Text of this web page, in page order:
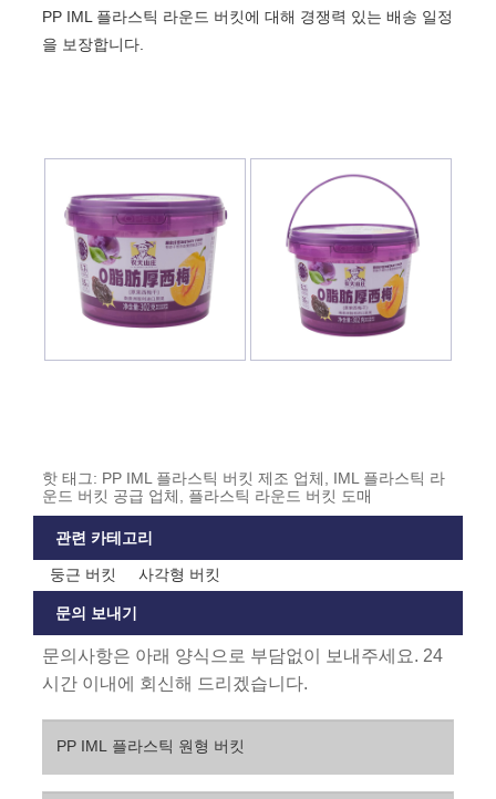
PP IML 플라스틱 라운드 버킷에 대해 경쟁력 있는 배송 일정
을 보장합니다.
핫 태그: PP IML 플라스틱 버킷 제조 업체, IML 플라스틱 라
운드 버킷 공급 업체, 플라스틱 라운드 버킷 도매
관련 카테고리
둥근 버킷 사각형 버킷
문의 보내기
문의사항은 아래 양식으로 부담없이 보내주세요. 24
시간 이내에 회신해 드리겠습니다.